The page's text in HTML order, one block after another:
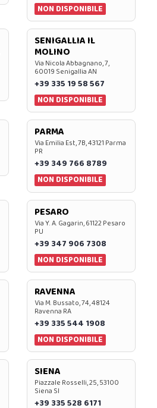
NON DISPONIBILE
SENIGALLIA IL
MOLINO
Via Nicola Abbagnano, 7,
60019 Senigallia AN
+39 335 19 58 567
NON DISPONIBILE
PARMA
Via Emilia Est, 7B, 43121 Parma
PR
+39 349 766 8789
NON DISPONIBILE
PESARO
Via Y. A. Gagarin, 61122 Pesaro
PU
+39 347 906 7308
NON DISPONIBILE
RAVENNA
Via M. Bussato, 74, 48124
Ravenna RA
+39 335 544 1908
NON DISPONIBILE
SIENA
Piazzale Rosselli, 25, 53100
Siena SI
+39 335 528 6171